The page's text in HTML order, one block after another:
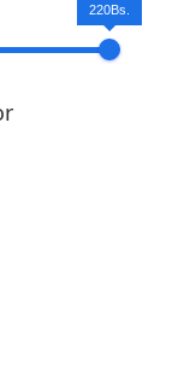
220Bs.